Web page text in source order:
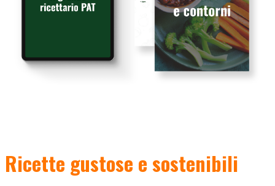
Ricette gustose e sostenibili